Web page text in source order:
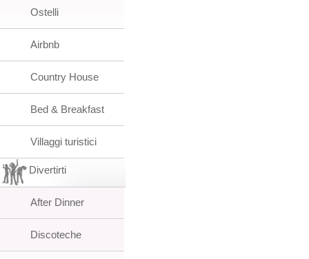
Ostelli
Airbnb
Country House
Bed & Breakfast
Villaggi turistici
Divertirti
After Dinner
Discoteche